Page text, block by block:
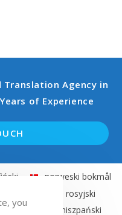
Translation Agency in
of Experience
norweski bokmål
rosyjski
włoski hiszpański
you